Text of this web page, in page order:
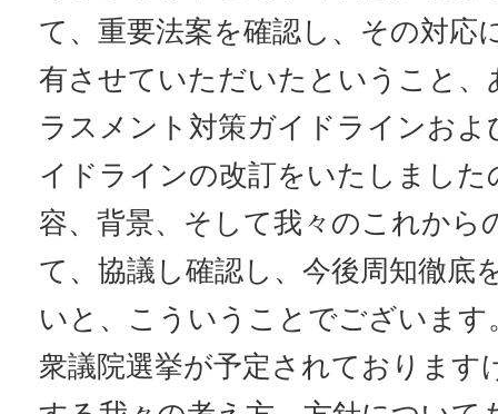
て、重要法案を確認し、その対応
有させていただいたということ
ラスメント対策ガイドラインおよ
イドラインの改訂をいたしました
容、背景、そして我々のこれから
て、協議し確認し、今後周知徹底
いと、こういうことでございます
衆議院選挙が予定されております